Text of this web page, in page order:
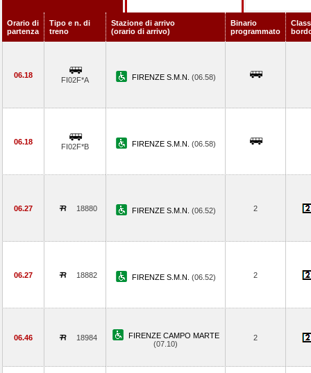
Orario di
partenza
Tipo e n. di
treno
Stazione di arrivo
(orario di arrivo)
Binario
programmato
06.18
FI02F*A FIRENZE S.M.N. (06.58)
06.18
FI02F*B FIRENZE S.M.N. (06.58)
06.27 18880 FIRENZE S.M.N. (06.52) 2
06.27 18882 FIRENZE S.M.N. (06.52) 2
06.46 18984
FIRENZE CAMPO MARTE
(07.10)
2